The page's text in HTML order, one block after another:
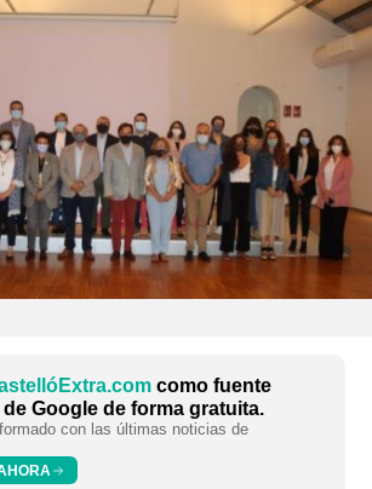
como fuente
Google de forma gratuita.
con las últimas noticias de